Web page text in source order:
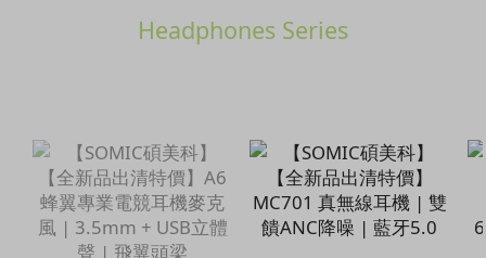
Headphones Series